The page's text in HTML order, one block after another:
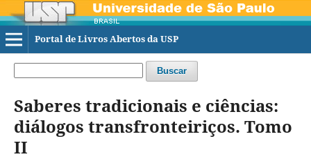
Portal de Livros Abertos da USP
Buscar
Saberes tradicionais e ciências:
diálogos transfronteiriços. Tomo
II